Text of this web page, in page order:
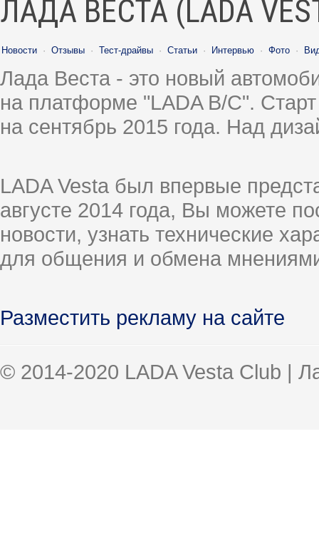
ЛАДА ВЕСТА (LADA
Новости · Отзывы · Тест-драйвы · Статьи · Интервью · Фото ·
Лада Веста - это новый
на платформе "LADA B/C".
на сентябрь 2015 года. Над
LADA Vesta был впервые
августе 2014 года, Вы можете
новости, узнать технические
для общения и обмена
Разместить рекламу на сайте
© 2014-2020 LADA Vesta Club |